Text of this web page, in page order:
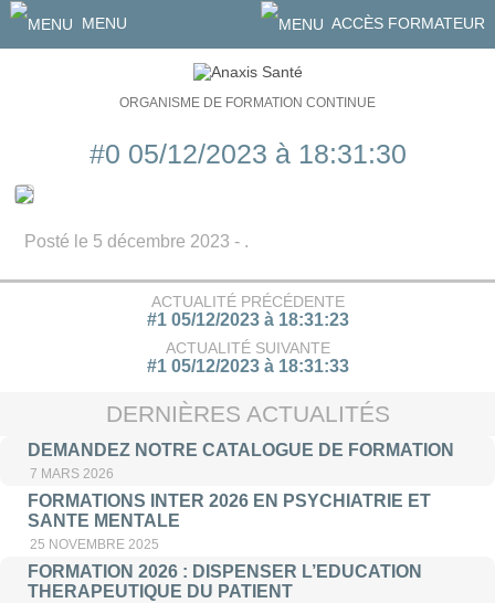
MENU ACCÈS FORMATEUR
ORGANISME DE FORMATION CONTINUE
#0 05/12/2023 à 18:31:30
Posté le 5 décembre 2023 - .
ACTUALITÉ PRÉCÉDENTE
#1 05/12/2023 à 18:31:23
ACTUALITÉ SUIVANTE
#1 05/12/2023 à 18:31:33
DERNIÈRES ACTUALITÉS
DEMANDEZ NOTRE CATALOGUE DE FORMATION
7 MARS 2026
FORMATIONS INTER 2026 EN PSYCHIATRIE ET
SANTE MENTALE
25 NOVEMBRE 2025
FORMATION 2026 : DISPENSER L’EDUCATION
THERAPEUTIQUE DU PATIENT